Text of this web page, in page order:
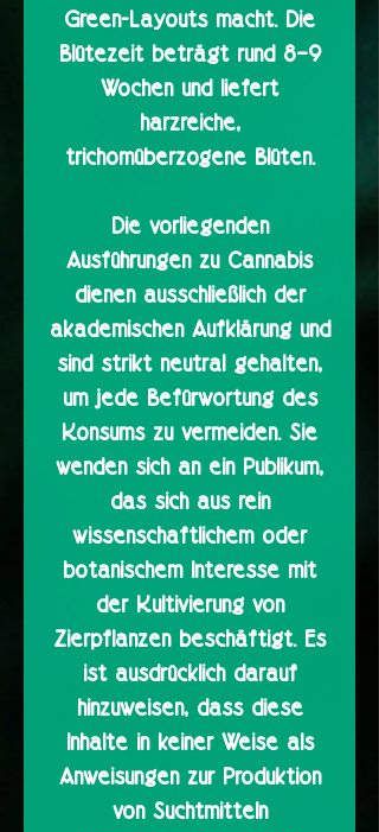
Green-Layouts macht. Die
Blütezeit beträgt rund 8–9
Wochen und liefert
harzreiche,
trichomüberzogene Blüten.
Die vorliegenden
Ausführungen zu Cannabis
dienen ausschließlich der
akademischen Aufklärung und
sind strikt neutral gehalten,
um jede Befürwortung des
Konsums zu vermeiden. Sie
wenden sich an ein Publikum,
das sich aus rein
wissenschaftlichem oder
botanischem Interesse mit
der Kultivierung von
Zierpflanzen beschäftigt. Es
ist ausdrücklich darauf
hinzuweisen, dass diese
Inhalte in keiner Weise als
Anweisungen zur Produktion
von Suchtmitteln